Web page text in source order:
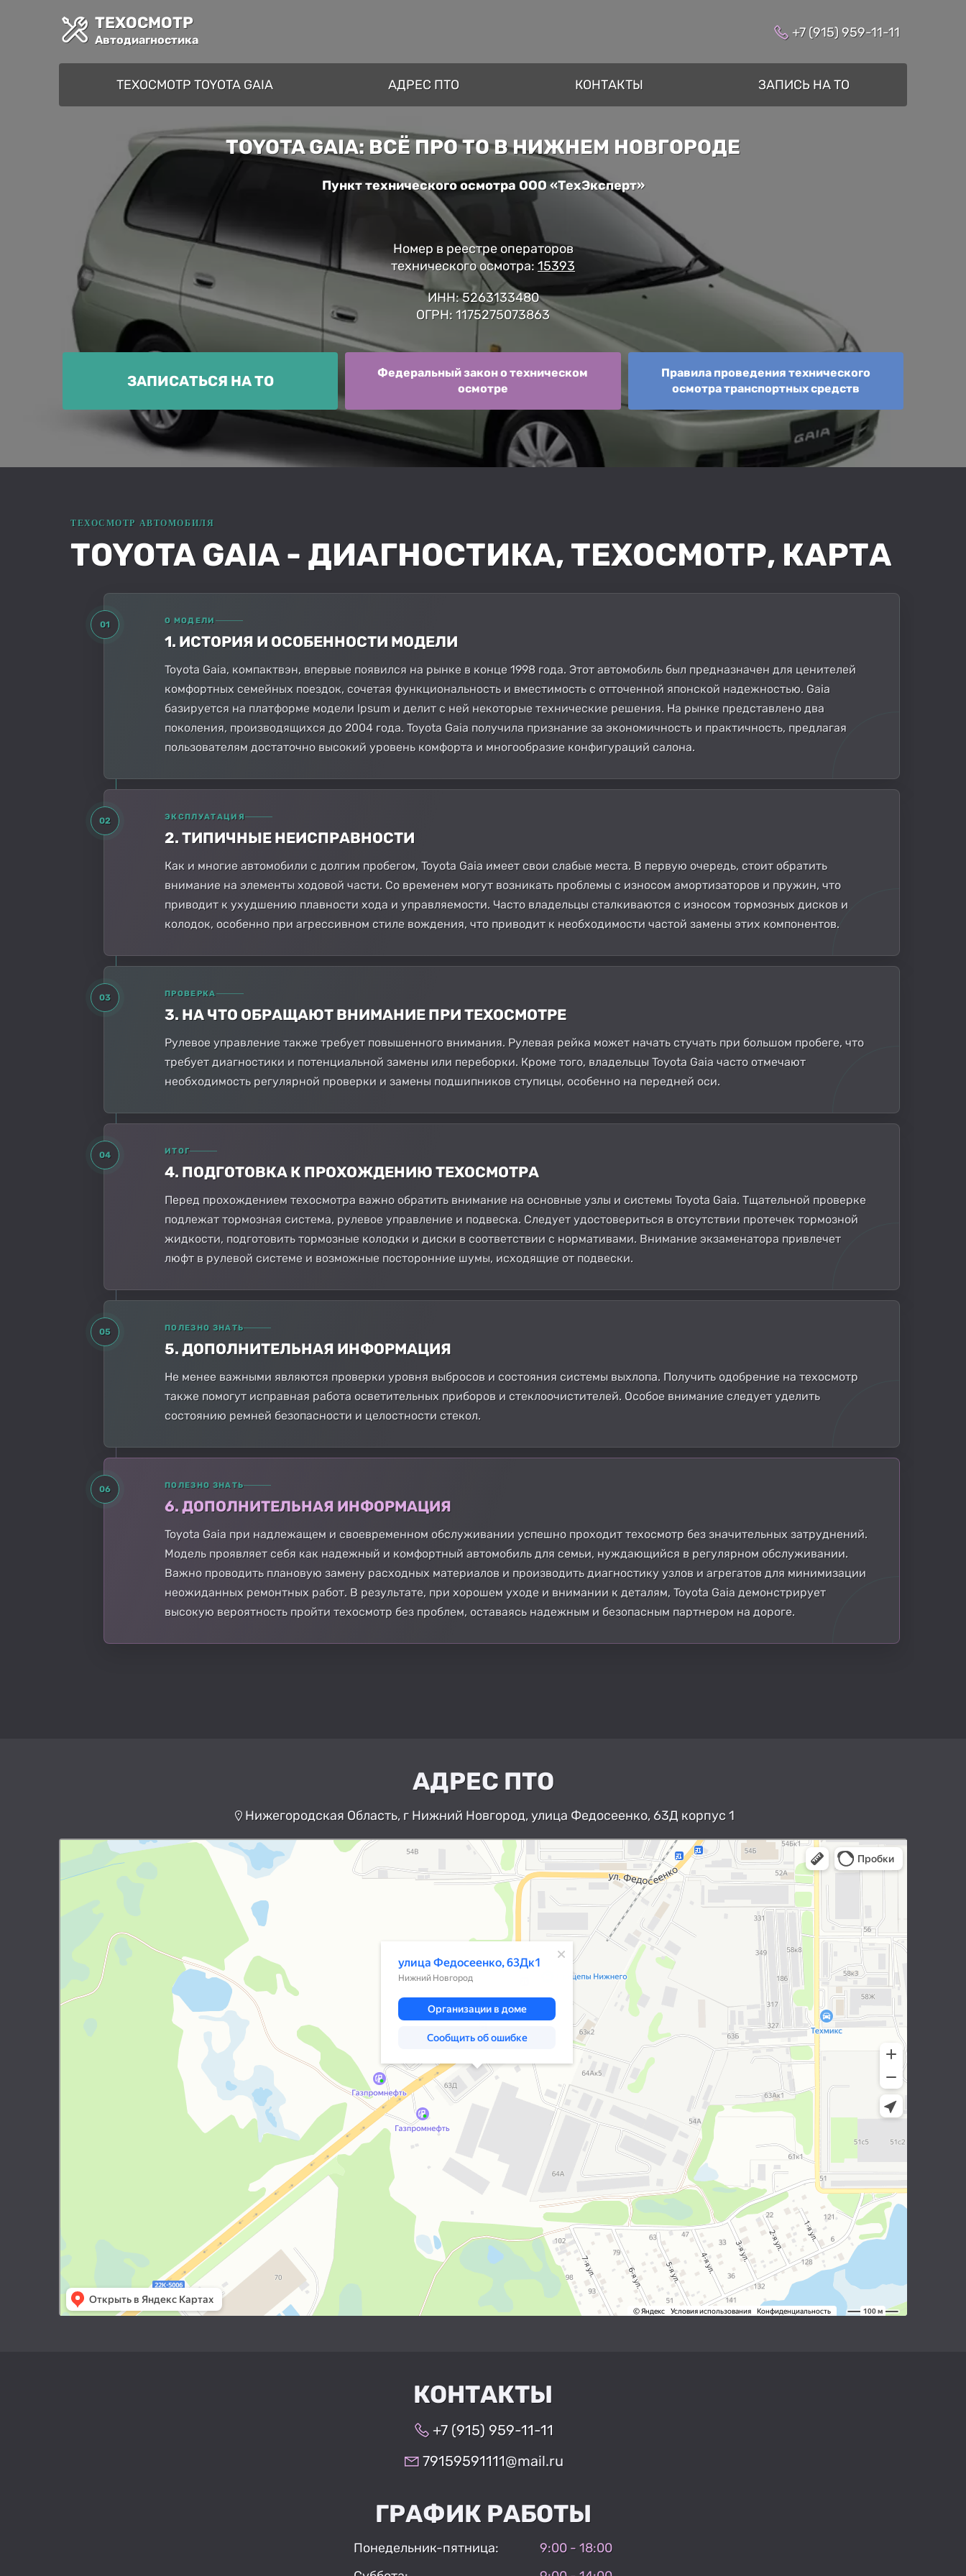
ТЕХОСМОТР
Автодиагностика +7 (915) 959-11-11
ТЕХОСМОТР TOYOTA GAIA АДРЕС ПТО КОНТАКТЫ ЗАПИСЬ НА ТО
TOYOTA GAIA: ВСЁ ПРО ТО В НИЖНЕМ НОВГОРОДЕ
Пункт технического осмотра ООО «ТехЭксперт»
Номер в реестре операторов
технического осмотра: 15393
ИНН: 5263133480
ОГРН: 1175275073863
ЗАПИСАТЬСЯ НА ТО
Федеральный закон о техническом
осмотре
Правила проведения технического
осмотра транспортных средств
TOYOTA GAIA - ДИАГНОСТИКА, ТЕХОСМОТР, КАРТА
01 О МОДЕЛИ
1. ИСТОРИЯ И ОСОБЕННОСТИ МОДЕЛИ
Toyota Gaia, компактвэн, впервые появился на рынке в конце 1998 года. Этот автомобиль был предназначен для ценителей
комфортных семейных поездок, сочетая функциональность и вместимость с отточенной японской надежностью. Gaia
базируется на платформе модели Ipsum и делит с ней некоторые технические решения. На рынке представлено два
поколения, производящихся до 2004 года. Toyota Gaia получила признание за экономичность и практичность, предлагая
пользователям достаточно высокий уровень комфорта и многообразие конфигураций салона.
02 ЭКСПЛУАТАЦИЯ
2. ТИПИЧНЫЕ НЕИСПРАВНОСТИ
Как и многие автомобили с долгим пробегом, Toyota Gaia имеет свои слабые места. В первую очередь, стоит обратить
внимание на элементы ходовой части. Со временем могут возникать проблемы с износом амортизаторов и пружин, что
приводит к ухудшению плавности хода и управляемости. Часто владельцы сталкиваются с износом тормозных дисков и
колодок, особенно при агрессивном стиле вождения, что приводит к необходимости частой замены этих компонентов.
03 ПРОВЕРКА
3. НА ЧТО ОБРАЩАЮТ ВНИМАНИЕ ПРИ ТЕХОСМОТРЕ
Рулевое управление также требует повышенного внимания. Рулевая рейка может начать стучать при большом пробеге, что
требует диагностики и потенциальной замены или переборки. Кроме того, владельцы Toyota Gaia часто отмечают
необходимость регулярной проверки и замены подшипников ступицы, особенно на передней оси.
04 ИТОГ
4. ПОДГОТОВКА К ПРОХОЖДЕНИЮ ТЕХОСМОТРА
Перед прохождением техосмотра важно обратить внимание на основные узлы и системы Toyota Gaia. Тщательной проверке
подлежат тормозная система, рулевое управление и подвеска. Следует удостовериться в отсутствии протечек тормозной
жидкости, подготовить тормозные колодки и диски в соответствии с нормативами. Внимание экзаменатора привлечет
люфт в рулевой системе и возможные посторонние шумы, исходящие от подвески.
05 ПОЛЕЗНО ЗНАТЬ
5. ДОПОЛНИТЕЛЬНАЯ ИНФОРМАЦИЯ
Не менее важными являются проверки уровня выбросов и состояния системы выхлопа. Получить одобрение на техосмотр
также помогут исправная работа осветительных приборов и стеклоочистителей. Особое внимание следует уделить
состоянию ремней безопасности и целостности стекол.
06 ПОЛЕЗНО ЗНАТЬ
6. ДОПОЛНИТЕЛЬНАЯ ИНФОРМАЦИЯ
Toyota Gaia при надлежащем и своевременном обслуживании успешно проходит техосмотр без значительных затруднений.
Модель проявляет себя как надежный и комфортный автомобиль для семьи, нуждающийся в регулярном обслуживании.
Важно проводить плановую замену расходных материалов и производить диагностику узлов и агрегатов для минимизации
неожиданных ремонтных работ. В результате, при хорошем уходе и внимании к деталям, Toyota Gaia демонстрирует
высокую вероятность пройти техосмотр без проблем, оставаясь надежным и безопасным партнером на дороге.
АДРЕС ПТО
Нижегородская Область, г Нижний Новгород, улица Федосеенко, 63Д корпус 1
Нижний Новгород
Улица Федосеенко, 63Дк1 — Яндекс Карты
КОНТАКТЫ
+7 (915) 959-11-11
79159591111@mail.ru
ГРАФИК РАБОТЫ
Понедельник-пятница:
9:00 - 18:00